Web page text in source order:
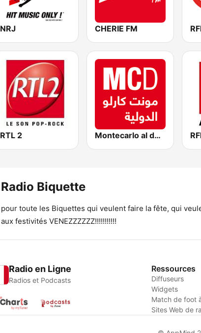
NRJ CHERIE FM
RTL 2 Montecarlo al doualiya (مونت كارلو الدولية)
Radio Biquette
pour toute les Biquettes qui veulent faire la fête, qui
aux festivités VENEZZZZZZ!!!!!!!!!!!
Radio en Ligne
Radios et Podcasts
Ressources
Diffuseurs
Widgets
Match de foot
Sites Web de